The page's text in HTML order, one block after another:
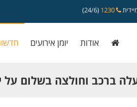
(24/6)
אודות יומן אירועים
ברכב וחולצה בשלום על